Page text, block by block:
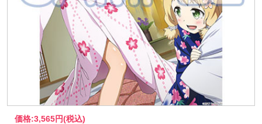
価格:3,565円(税込)